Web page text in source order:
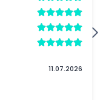
11.07.2026